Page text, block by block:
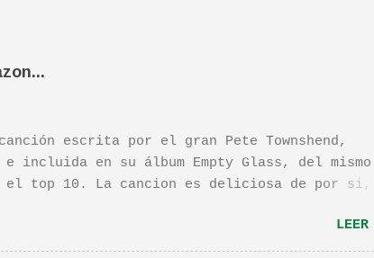
escrita por el gran Pete Townshend,
e incluida en su álbum Empty Glass, del mismo
top 10. La cancion es deliciosa de por si,
pude ver una estupenda película llamada "Dan
hace unos posts.Yo también os la
LEER